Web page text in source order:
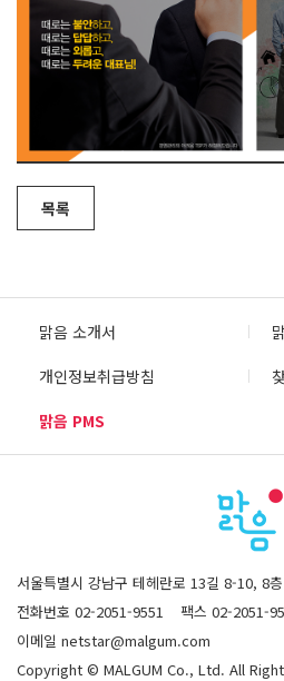
목록
맑음 소개서
개인정보취급방침
맑음 PMS
서울특별시 강남구 테헤란로 13길 8-10, 8
전화번호 02-2051-9551
팩스 02-2051-
이메일 netstar@malgum.com
Copyright © MALGUM Co., Ltd. All